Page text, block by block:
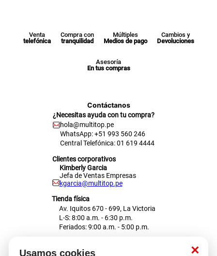
×
Usamos cookies
Venta
telefónica
Compra con
tranquilidad
Múltiples
Medios de pago
Cambios y
Devoluciones
Asesoría
En tus compras
Contáctanos
¿Necesitas ayuda con tu compra?
hola@multitop.pe
WhatsApp: +51 993 560 246
Central Telefónica: 01 619 4444
Clientes corporativos
Kimberly Garcia
Jefa de Ventas Empresas
kgarcia@multitop.pe
Tienda física
Av. Iquitos 670 - 699, La Victoria
L-S: 8:00 a.m. - 6:30 p.m.
Feriados: 9:00 a.m. - 5:00 p.m.